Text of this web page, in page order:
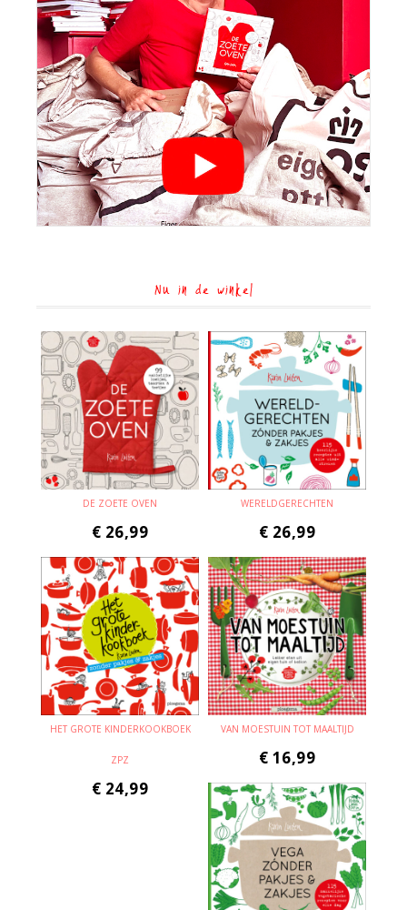
Nu in de winkel
DE ZOETE OVEN
€ 26,99
WERELDGERECHTEN
€ 26,99
HET GROTE KINDERKOOKBOEK
ZPZ
€ 24,99
VAN MOESTUIN TOT MAALTIJD
€ 16,99